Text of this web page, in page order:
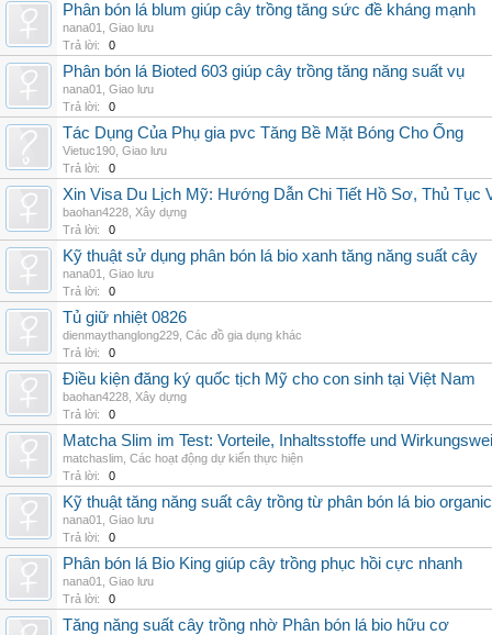
Phân bón lá blum giúp cây trồng tăng sức đề kháng mạnh
nana01
Giao lưu
Trả lời:
0
Phân bón lá Bioted 603 giúp cây trồng tăng năng suất vụ
nana01
Giao lưu
Trả lời:
0
Tác Dụng Của Phụ gia pvc Tăng Bề Mặt Bóng Cho Ống
Vietuc190 Giao lưu
Trả lời:
0
Xin Visa Du Lịch Mỹ: Hướng Dẫn Chi Tiết Hồ Sơ, Thủ Tục
baohan4228 Xây dựng
Trả lời:
0
Kỹ thuật sử dụng phân bón lá bio xanh tăng năng suất cây
nana01
Giao lưu
Trả lời:
0
Tủ giữ nhiệt 0826
dienmaythanglong229 Các đồ gia dụng khác
Trả lời:
0
Điều kiện đăng ký quốc tịch Mỹ cho con sinh tại Việt Nam
baohan4228 Xây dựng
Trả lời:
0
Matcha Slim im Test: Vorteile, Inhaltsstoffe und
matchaslim Các hoạt động dự kiến thực hiện
Trả lời:
0
Kỹ thuật tăng năng suất cây trồng từ phân bón lá bio organic
nana01
Giao lưu
Trả lời:
0
Phân bón lá Bio King giúp cây trồng phục hồi cực nhanh
nana01
Giao lưu
Trả lời:
0
Tăng năng suất cây trồng nhờ Phân bón lá bio hữu cơ